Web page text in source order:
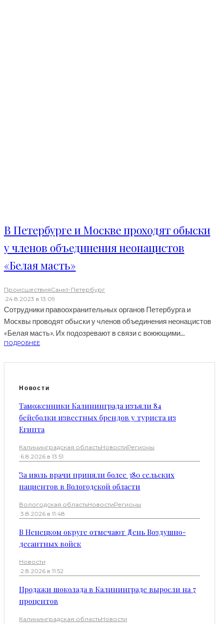
В Петербурге и Москве проходят обыски
у членов объединения неонацистов
«Белая масть»
ПроисшествияСанкт-Петербург
·24.8.2023 в 13:09
Сотрудники правоохранительных органов Петербурга и
Москвы проводят обыски у членов объединения неонацистов
«Белая масть». Их подозревают в связи с воюющими...
ПОДРОБНЕЕ
Новости
Таможенники Калининграда изъяли 84
бейсболки известных брендов у туриста из
Египта
Калининградская областьНовостиРегионы
·6.8.2026 в 13:51
За июль врачи приняли более 380 сельских
пациентов в Вологодской области
Вологодская областьНовостиРегионы
·3.8.2026 в 11:48
В Ненецком округе отмечают День Воздушно-
десантных войск
Новости
·2.8.2026 в 11:52
Продажи шоколада в Калининграде выросли на 7
процентов
Калининградская областьНовости